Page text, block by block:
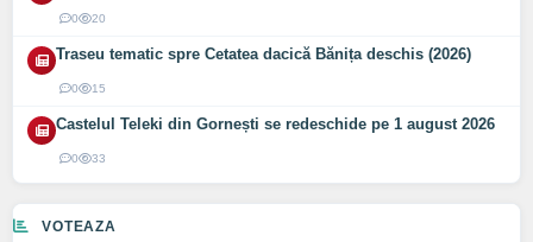
0 20
Traseu tematic spre Cetatea dacică Bănița deschis (2026)
0 15
Castelul Teleki din Gornești se redeschide pe 1 august 2026
0 33
VOTEAZA